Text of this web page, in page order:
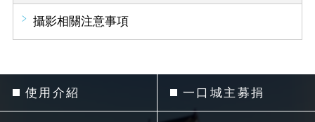
攝影相關注意事項
使用介紹 一口城主募捐